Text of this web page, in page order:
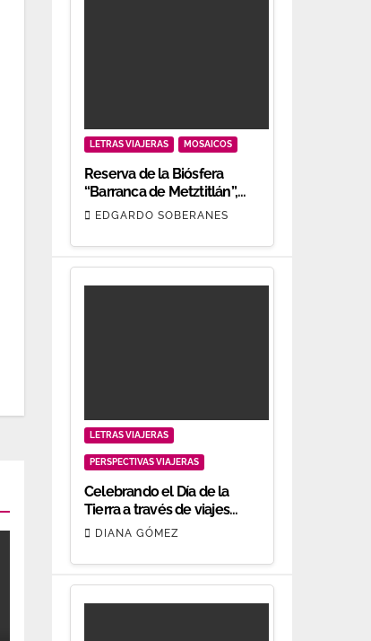
LETRAS VIAJERAS MOSAICOS
Reserva de la Biósfera
“Barranca de Metztitlán”,
patrimonio biocultural
EDGARDO SOBERANES
LETRAS VIAJERAS
PERSPECTIVAS VIAJERAS
Celebrando el Día de la
Tierra a través de viajes
responsables
DIANA GÓMEZ